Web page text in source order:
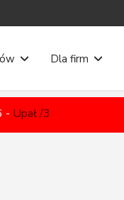
Dla firm
- Upał /3